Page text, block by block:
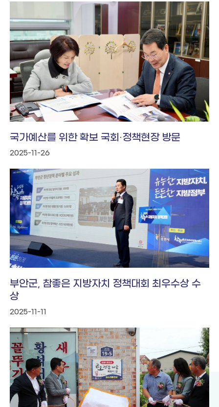
국가예산를 위한 확보 국회·정책현장 방문
2025-11-26
부안군, 참좋은 지방자치 정책대회 최우수상 수
상
2025-11-11